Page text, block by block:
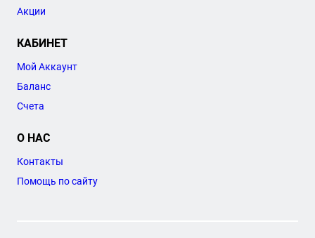
Акции
КАБИНЕТ
Мой Аккаунт
Баланс
Счета
О НАС
Контакты
Помощь по сайту